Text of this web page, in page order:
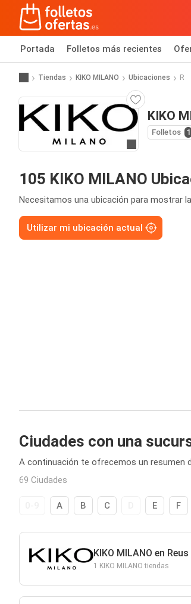
Portada Folletos más recientes
Tiendas KIKO MILANO Ubicaciones R
KIKO
Folletos 1
105 KIKO MILANO
Necesitamos una ubicación para mostrar
Utilizar mi ubicación actual
Ciudades con una
A continuación te ofrecemos un resumen
69 Ciudades
A B C E F
KIKO MILANO en Reus
1 KIKO MILANO tiendas